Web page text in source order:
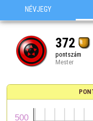
NÉVJEGY
372
pontszám
Mester